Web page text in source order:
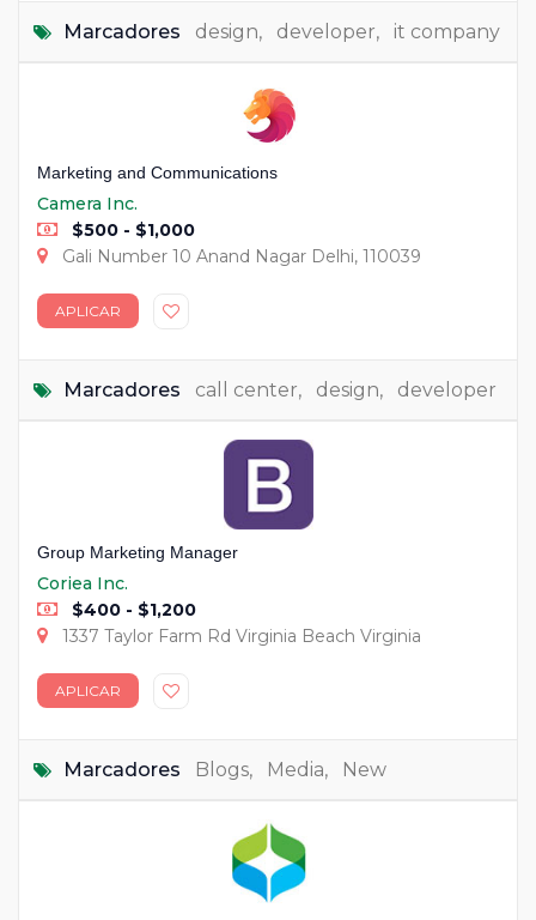
Marcadores design, developer, it company
Marketing and Communications
Camera Inc.
$500 - $1,000
Gali Number 10 Anand Nagar Delhi, 110039
APLICAR
Marcadores call center, design, developer
Group Marketing Manager
Coriea Inc.
$400 - $1,200
1337 Taylor Farm Rd Virginia Beach Virginia
APLICAR
Marcadores Blogs, Media, New